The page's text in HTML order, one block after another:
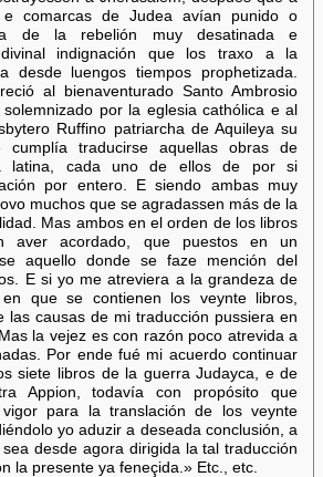
comarcas de Judea avían punido o
de la rebelión muy desatinada e
indignación que los traxo a la
desde luengos tiempos prophetizada.
al bienaventurado Santo Ambrosio
por la eglesia cathólica e al
Ruffino patriarcha de Aquileya su
cumplía traducirse aquellas obras de
latina, cada uno de ellos de por si
por entero. E siendo ambas muy
muchos que se agradassen más de la
Mas ambos en el orden de los libros
aver acordado, que puestos en un
aquello donde se faze mención del
E si yo me atreviera a la grandeza de
que se contienen los veynte libros,
las causas de mi traducción pussiera en
la vejez es con razón poco atrevida a
Por ende fué mi acuerdo continuar
siete libros de la guerra Judayca, e de
Appion, todavía con propósito que
vigor para la translación de los veynte
yo aduzir a deseada conclusión, a
desde agora dirigida la tal traducción
la presente ya feneçida.» Etc., etc.